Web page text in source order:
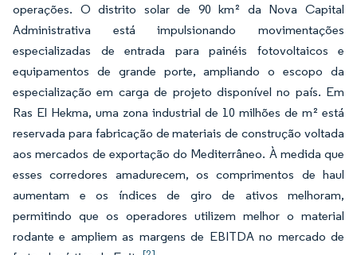
operações. O distrito solar de 90 km² da Nova Capital
Administrativa está impulsionando movimentações
especializadas de entrada para painéis fotovoltaicos e
equipamentos de grande porte, ampliando o escopo da
especialização em carga de projeto disponível no país. Em
Ras El Hekma, uma zona industrial de 10 milhões de m² está
reservada para fabricação de materiais de construção voltada
aos mercados de exportação do Mediterrâneo. À medida que
esses corredores amadurecem, os comprimentos de haul
aumentam e os índices de giro de ativos melhoram,
permitindo que os operadores utilizem melhor o material
rodante e ampliem as margens de EBITDA no mercado de